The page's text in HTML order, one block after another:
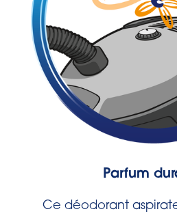
Parfum
Ce déodorant